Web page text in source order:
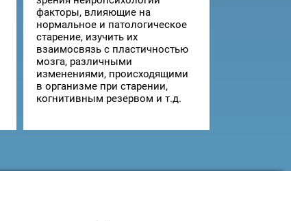
факторы, влияющие на
нормальное и патологическое
старение, изучить их
взаимосвязь с пластичностью
мозга, различными
изменениями, происходящими
в организме при старении,
когнитивным резервом и т.д.